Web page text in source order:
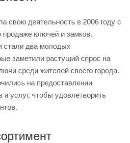
свою деятельность в 2006 году с
продаже ключей и замков.
стали два молодых
заметили растущий спрос на
среди жителей своего города.
на предоставлении
и услуг, чтобы удовлетворить